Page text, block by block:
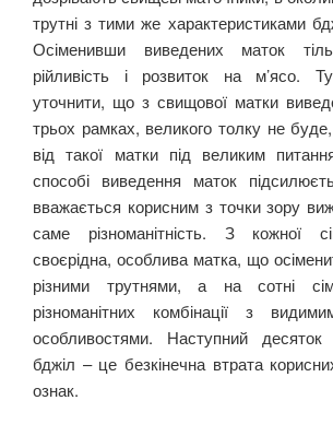
трутні з тими же характеристиками
Осіменивши виведених маток
рійливість і розвиток на м’ясо.
уточнити, що з свищової матки
трьох рамках, великого толку не
від такої матки під великим
способі виведення маток
вважається корисним з точки зору
саме різноманітність. З кожної
своєрідна, особлива матка, що
різними трутнями, а на сотні
різноманітних комбінації з
особливостями. Наступний десяток
бджіл – це безкінечна втрата
ознак.